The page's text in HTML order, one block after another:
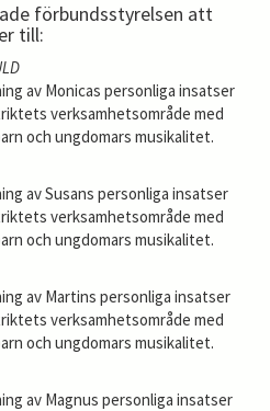
förbundsstyrelsen att
till:
av Monicas personliga insatser
verksamhetsområde med
och ungdomars musikalitet.
av Susans personliga insatser
verksamhetsområde med
och ungdomars musikalitet.
av Martins personliga insatser
verksamhetsområde med
och ungdomars musikalitet.
av Magnus personliga insatser